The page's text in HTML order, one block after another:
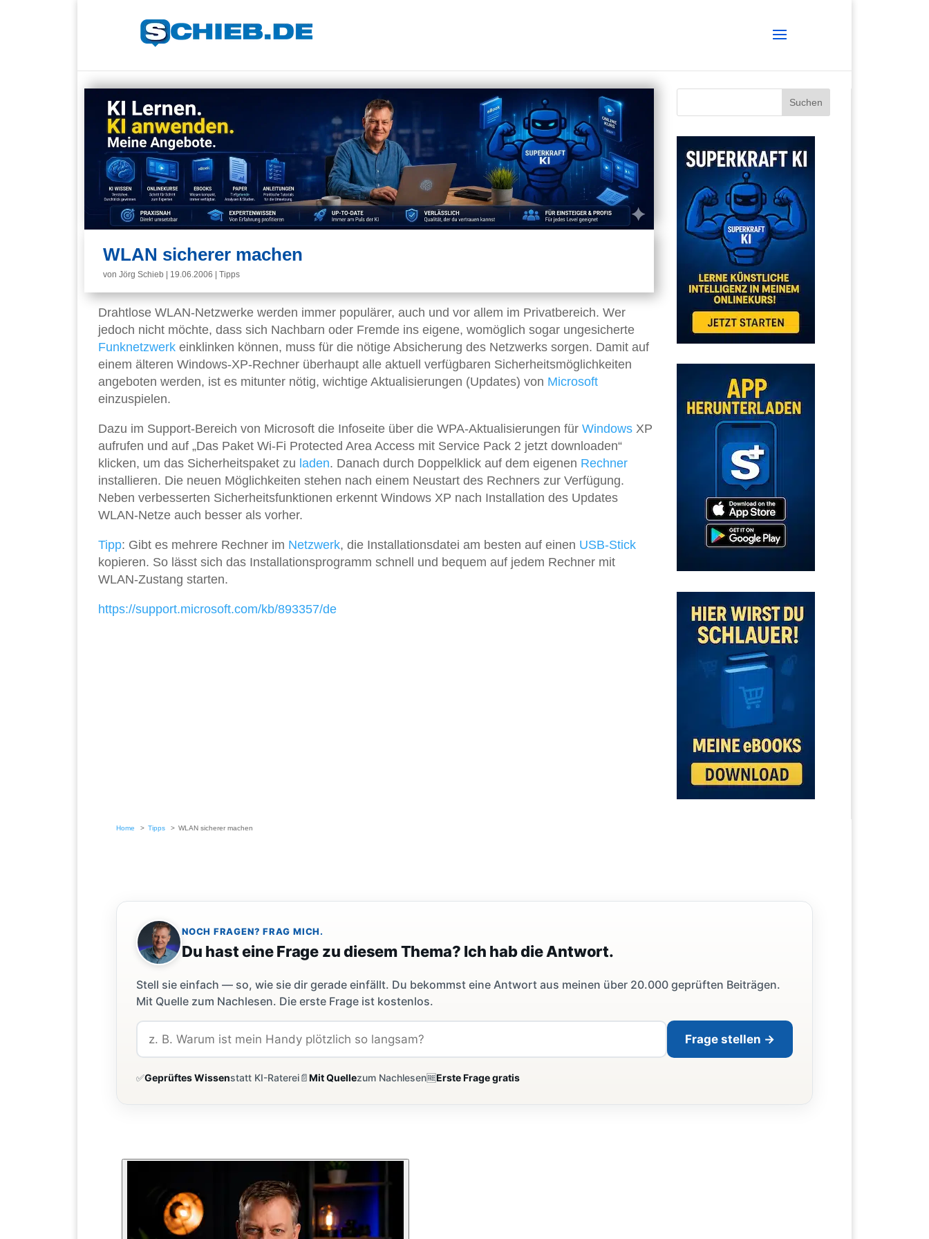
WLAN sicherer machen
von Jörg Schieb 19.06.2006 Tipps
Drahtlose WLAN-Netzwerke werden immer populärer, auch und vor allem im Privatbereich. Wer
jedoch nicht möchte, dass sich Nachbarn oder Fremde ins eigene, womöglich sogar ungesicherte
Funknetzwerk einklinken können, muss für die nötige Absicherung des Netzwerks sorgen. Damit auf
einem älteren Windows-XP-Rechner überhaupt alle aktuell verfügbaren Sicherheitsmöglichkeiten
angeboten werden, ist es mitunter nötig, wichtige Aktualisierungen (Updates) von Microsoft
einzuspielen.
Dazu im Support-Bereich von Microsoft die Infoseite über die WPA-Aktualisierungen für Windows XP
aufrufen und auf „Das Paket Wi-Fi Protected Area Access mit Service Pack 2 jetzt downloaden“
klicken, um das Sicherheitspaket zu laden. Danach durch Doppelklick auf dem eigenen Rechner
installieren. Die neuen Möglichkeiten stehen nach einem Neustart des Rechners zur Verfügung.
Neben verbesserten Sicherheitsfunktionen erkennt Windows XP nach Installation des Updates
WLAN-Netze auch besser als vorher.
Tipp: Gibt es mehrere Rechner im Netzwerk, die Installationsdatei am besten auf einen USB-Stick
kopieren. So lässt sich das Installationsprogramm schnell und bequem auf jedem Rechner mit
WLAN-Zustang starten.
https://support.microsoft.com/kb/893357/de
Home Tipps WLAN sicherer machen
NOCH FRAGEN? FRAG MICH.
Du hast eine Frage zu diesem Thema? Ich hab die Antwort.
Stell sie einfach — so, wie sie dir gerade einfällt. Du bekommst eine Antwort aus meinen über 20.000 geprüften Beiträgen.
Mit Quelle zum Nachlesen. Die erste Frage ist kostenlos.
Frage stellen →
✅Geprüftes Wissenstatt KI-Raterei📄Mit Quellezum Nachlesen🆓Erste Frage gratis